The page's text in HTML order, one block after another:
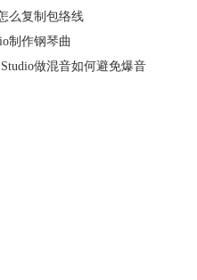
和弦的转位
下降八度后，根音A在它所处的
么复制包络线
制作钢琴曲
做混音如何避免爆音